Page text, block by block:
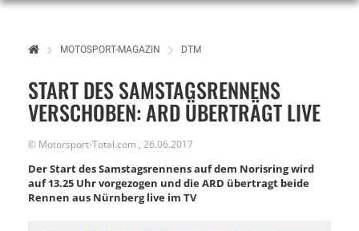
MOTOSPORT-MAGAZIN DTM
START DES SAMSTAGSRENNENS
VERSCHOBEN: ARD ÜBERTRÄGT LIVE
© Motorsport-Total.com , 26.06.2017
Der Start des Samstagsrennens auf dem Norisring wird
auf 13.25 Uhr vorgezogen und die ARD übertragt beide
Rennen aus Nürnberg live im TV